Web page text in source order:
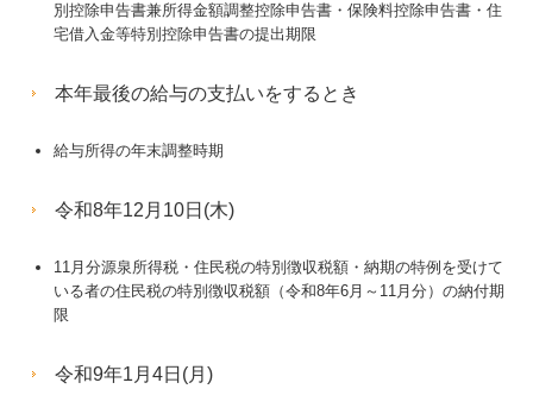
別控除申告書兼所得金額調整控除申告書・保険料控除申告書・住
宅借入金等特別控除申告書の提出期限
本年最後の給与の支払いをするとき
給与所得の年末調整時期
令和8年12月10日(木)
11月分源泉所得税・住民税の特別徴収税額・納期の特例を受けて
いる者の住民税の特別徴収税額（令和8年6月～11月分）の納付期
限
令和9年1月4日(月)